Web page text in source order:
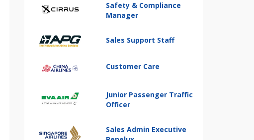
Safety & Compliance
Manager
Sales Support Staff
Customer Care
Junior Passenger Traffic
Officer
Sales Admin Executive